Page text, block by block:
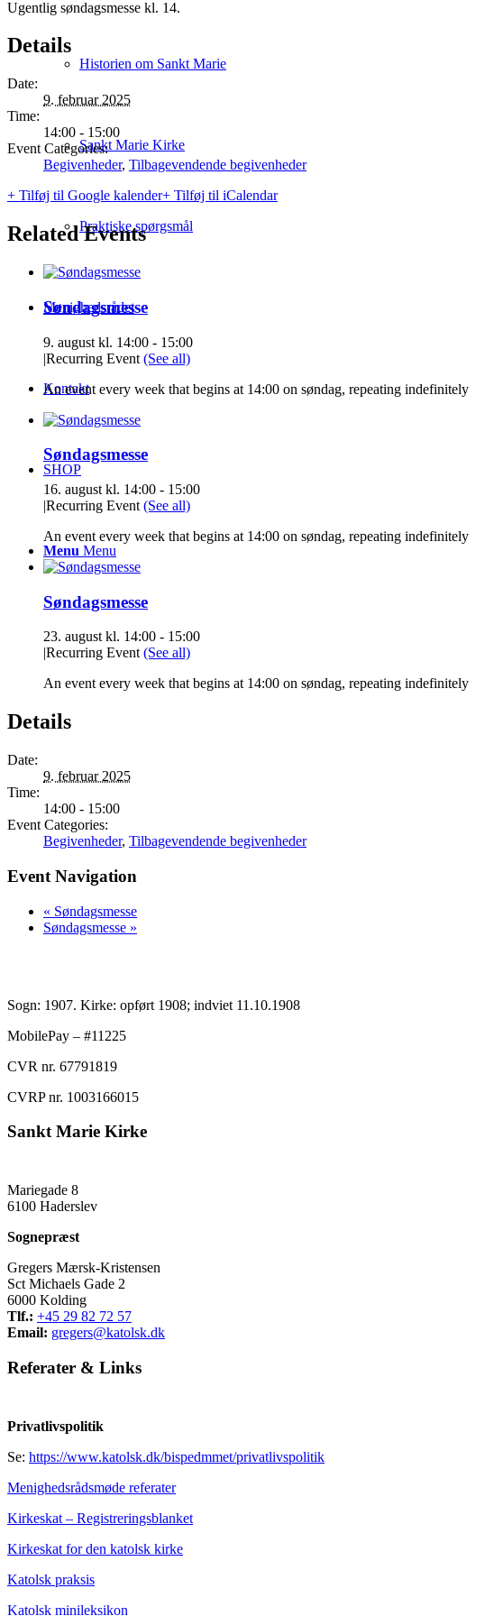
Historien om Sankt Marie
Sankt Marie Kirke
Praktiske spørgsmål
Menighedsrådet
Kontakt
SHOP
Menu Menu
Ugentlig søndagsmesse kl. 14.
Details
Date:
9. februar 2025
Time:
14:00 - 15:00
Event Categories:
Begivenheder, Tilbagevendende begivenheder
+ Tilføj til Google kalender+ Tilføj til iCalendar
Related Events
Søndagsmesse
9. august kl. 14:00 - 15:00
|Recurring Event (See all)
An event every week that begins at 14:00 on søndag, repeating indefinitely
Søndagsmesse
16. august kl. 14:00 - 15:00
|Recurring Event (See all)
An event every week that begins at 14:00 on søndag, repeating indefinitely
Søndagsmesse
23. august kl. 14:00 - 15:00
Recurring Event(See all)
An event every week that begins at 14:00 on søndag, repeating indefinitely
Details
Date:
9. februar 2025
Time:
14:00 - 15:00
Event Categories:
Begivenheder, Tilbagevendende begivenheder
Event Navigation
« Søndagsmesse
Søndagsmesse »
Sogn: 1907. Kirke: opført 1908; indviet 11.10.1908
MobilePay – #11225
CVR nr. 67791819
CVRP nr. 1003166015
Sankt Marie Kirke
Mariegade 8
6100 Haderslev
Sognepræst
Gregers Mærsk-Kristensen
Sct Michaels Gade 2
6000 Kolding
Tlf.: +45 29 82 72 57
Email: gregers@katolsk.dk
Referater & Links
Privatlivspolitik
Se: https://www.katolsk.dk/bispedmmet/privatlivspolitik
Menighedsrådsmøde referater
Kirkeskat – Registreringsblanket
Kirkeskat for den katolsk kirke
Katolsk praksis
Katolsk minileksikon